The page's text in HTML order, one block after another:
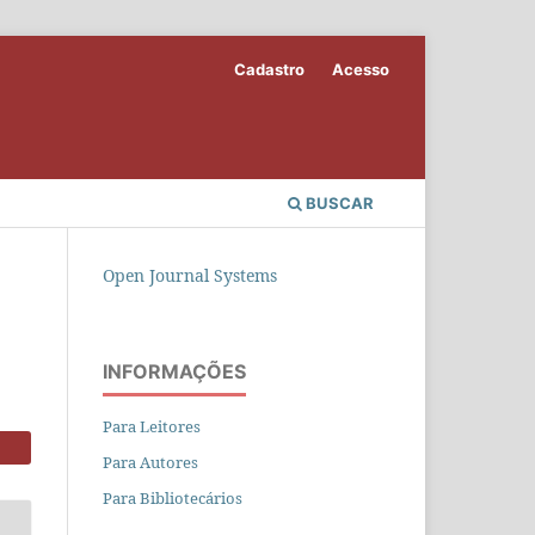
BUSCAR
Cadastro Acesso
Open Journal Systems
INFORMAÇÕES
Para Leitores
Para Autores
Para Bibliotecários